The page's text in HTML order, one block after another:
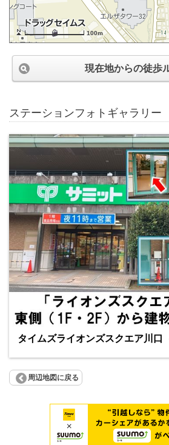
100m
現在地からの徒歩
ステーションフォトギャラリー
タイムズライオンズスクエア川口
周辺地図に戻る